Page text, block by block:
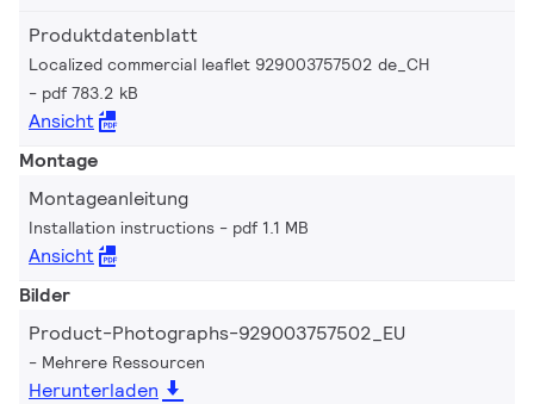
Produktdatenblatt
Localized commercial leaflet 929003757502 de_CH
pdf 783.2 kB
Ansicht
Montage
Montageanleitung
Installation instructions pdf 1.1 MB
Ansicht
Bilder
Product-Photographs-929003757502_EU
Mehrere Ressourcen
Herunterladen